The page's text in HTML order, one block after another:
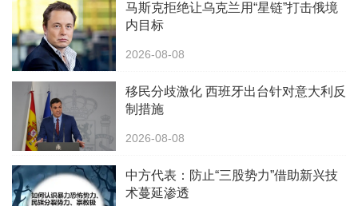
马斯克拒绝让乌克兰用“星链”打击俄境
内目标
2026-08-08
移民分歧激化 西班牙出台针对意大利反
制措施
2026-08-08
中方代表：防止“三股势力”借助新兴技
术蔓延渗透